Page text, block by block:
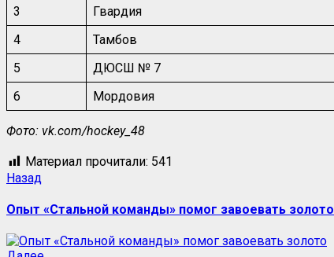
3
Гвардия
4
Тамбов
5
ДЮСШ № 7
6
Мордовия
Фото: vk.com/hockey_48
Материал прочитали: 541
Назад
Опыт «Стальной команды» помог завоевать золото